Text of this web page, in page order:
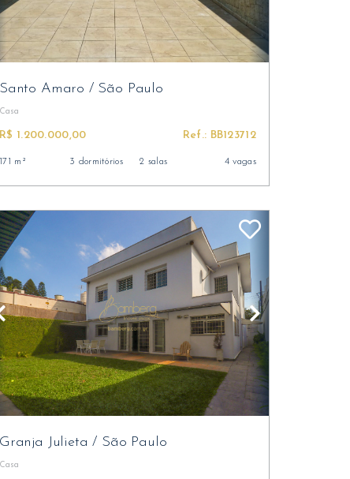
Santo Amaro / São Paulo
Casa
R$ 1.200.000,00 Ref.: BB123712
171 m² 3 dormitórios 2 salas 4 vagas
Granja Julieta/ São Paulo
Casa